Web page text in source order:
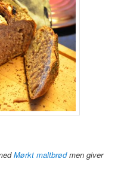
Mørkt maltbrødmen giver